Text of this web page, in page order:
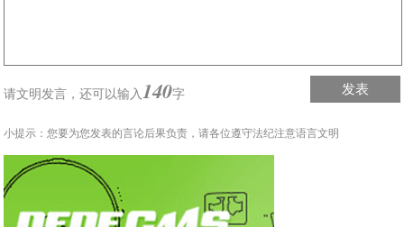
请文明发言，还可以输入 140字 发表
小提示：您要为您发表的言论后果负责，请各位遵守法纪注意语言文明